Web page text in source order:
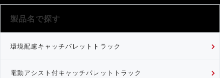
製品名で探す
環境配慮キャッチパレットトラック
電動アシスト付キャッチパレットトラック